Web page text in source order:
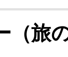
（旅